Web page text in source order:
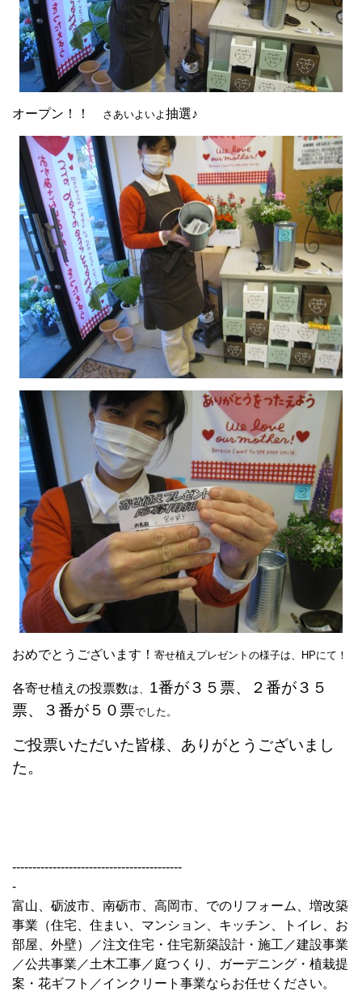
オープン！！ さあいよいよ 抽選♪
おめでとうございます！ 寄せ植えプレゼントの様子は、HPにて！
各寄せ植えの投票数は、 1番が３５票、２番が３５
票、３番が５０票でした。
ご投票いただいた皆様、ありがとうございまし
た。
------------------------------------------
-
富山、砺波市、南砺市、高岡市、でのリフォーム、増改築
事業（住宅、住まい、マンション、キッチン、トイレ、お
部屋、外壁）／注文住宅・住宅新築設計・施工／建設事業
／公共事業／土木工事／庭つくり、ガーデニング・植栽提
案・花ギフト／インクリート事業ならお任せください。